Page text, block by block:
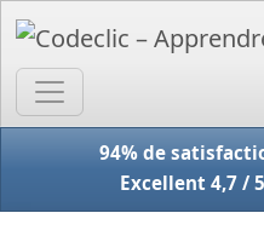
94% de
Excellent 4,7 / 5